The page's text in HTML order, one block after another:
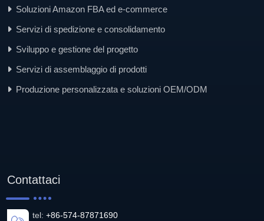
Soluzioni Amazon FBA ed e-commerce
Servizi di spedizione e consolidamento
Sviluppo e gestione del progetto
Servizi di assemblaggio di prodotti
Produzione personalizzata e soluzioni OEM/ODM
Contattaci
tel: +86-574-87871690